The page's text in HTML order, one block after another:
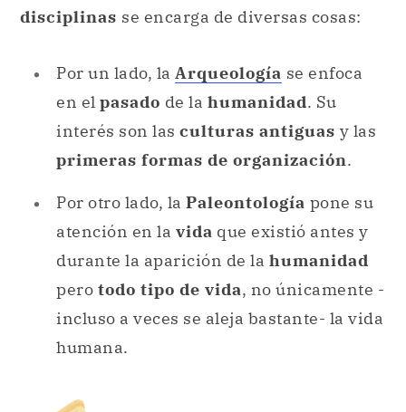
disciplinas se encarga de diversas cosas:
Por un lado, la Arqueología se enfoca
en el pasado de la humanidad. Su
interés son las culturas antiguas y las
primeras formas de organización.
Por otro lado, la Paleontología pone su
atención en la vida que existió antes y
durante la aparición de la humanidad
pero todo tipo de vida, no únicamente -
incluso a veces se aleja bastante- la vida
humana.